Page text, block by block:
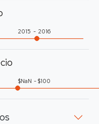
2015 2016
NaN 100